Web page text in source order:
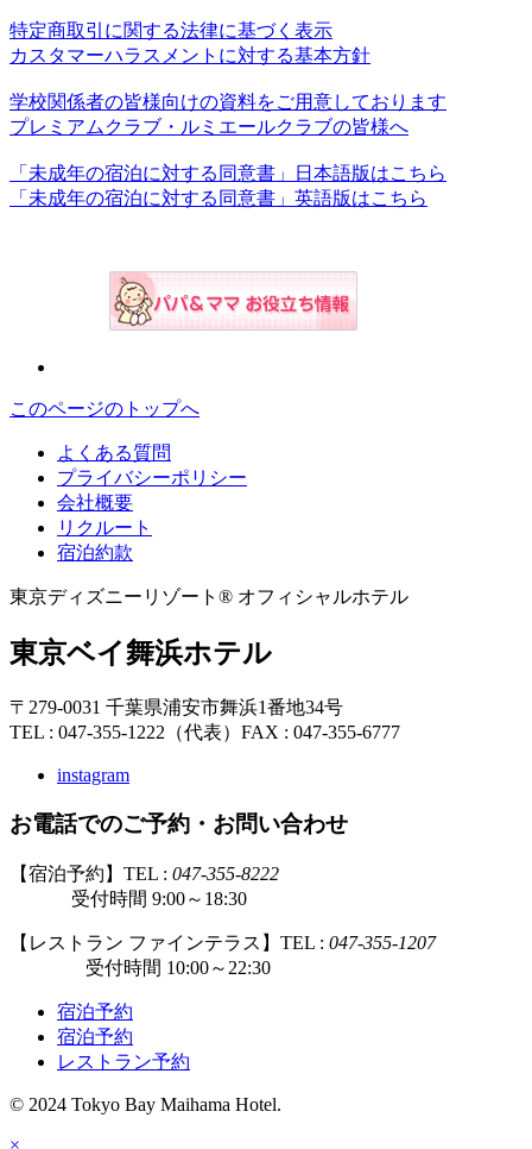
特定商取引に関する法律に基づく表示
カスタマーハラスメントに対する基本方針
学校関係者の皆様向けの資料をご用意しております
プレミアムクラブ・ルミエールクラブの皆様へ
「未成年の宿泊に対する同意書」日本語版はこちら
「未成年の宿泊に対する同意書」英語版はこちら
このページのトップへ
よくある質問
プライバシーポリシー
会社概要
リクルート
宿泊約款
東京ディズニーリゾート® オフィシャルホテル
東京ベイ舞浜ホテル
〒279-0031 千葉県浦安市舞浜1番地34号
TEL : 047-355-1222（代表） FAX : 047-355-6777
instagram
お電話でのご予約・お問い合わせ
【宿泊予約】TEL : 047-355-8222
受付時間 9:00～18:30
【レストラン ファインテラス】TEL : 047-355-1207
受付時間 10:00～22:30
宿泊予約
宿泊予約
レストラン予約
© 2024 Tokyo Bay Maihama Hotel.
×